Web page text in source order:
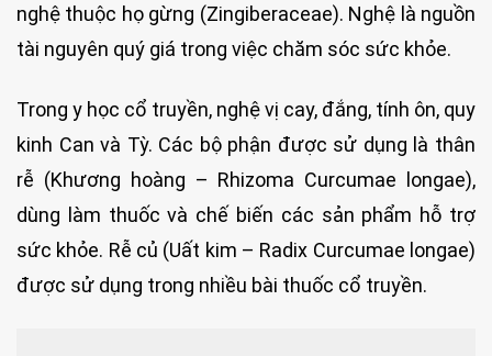
nghệ thuộc họ gừng (Zingiberaceae). Nghệ là nguồn
tài nguyên quý giá trong việc chăm sóc sức khỏe.
Trong y học cổ truyền, nghệ vị cay, đắng, tính ôn, quy
kinh Can và Tỳ. Các bộ phận được sử dụng là thân
rễ (Khương hoàng – Rhizoma Curcumae longae),
dùng làm thuốc và chế biến các sản phẩm hỗ trợ
sức khỏe. Rễ củ (Uất kim – Radix Curcumae longae)
được sử dụng trong nhiều bài thuốc cổ truyền.